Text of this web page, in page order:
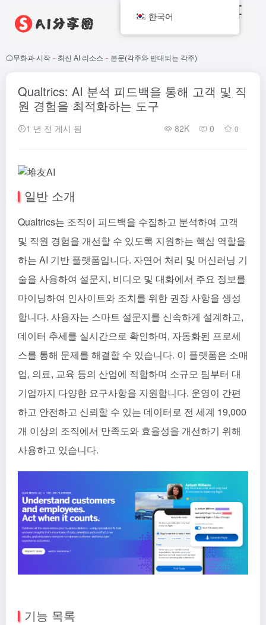
무화과 시작 - 최신 AI 리소스 - 본문(각주와 반대되는 각주)
Qualtrics: AI 분석 피드백을 통해 고객 및 직
원 경험을 최적화하는 도구
1 년 전 게시 됨 82K 0 0
일반 소개
Qualtrics는 조직이 피드백을 수집하고 분석하여 고객
및 직원 경험을 개선할 수 있도록 지원하는 핵심 역할을
하는 AI 기반 플랫폼입니다. 자연어 처리 및 머신러닝 기
술을 사용하여 설문지, 비디오 및 대화에서 주요 정보를
마이닝하여 인사이트와 조치를 위한 권장 사항을 생성
합니다. 사용자는 스마트 설문지를 신속하게 설계하고,
데이터 추세를 실시간으로 확인하며, 자동화된 프로세
스를 통해 문제를 해결할 수 있습니다. 이 플랫폼은 소매
업, 의료, 교육 등의 산업에 적합하며 소규모 팀부터 대
기업까지 다양한 요구사항을 지원합니다. 운영이 간편
하고 안전하고 신뢰할 수 있는 데이터로 전 세계 19,000
개 이상의 조직에서 만족도와 효율성을 개선하기 위해
사용하고 있습니다.
기능 목록
한국어